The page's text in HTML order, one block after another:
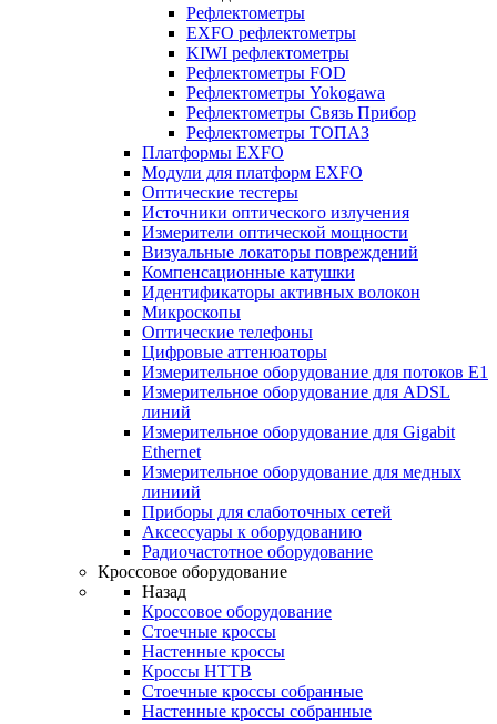
Рефлектометры
EXFO рефлектометры
KIWI рефлектометры
Рефлектометры FOD
Рефлектометры Yokogawa
Рефлектометры Связь Прибор
Рефлектометры ТОПАЗ
Платформы EXFO
Модули для платформ EXFO
Оптические тестеры
Источники оптического излучения
Измерители оптической мощности
Визуальные локаторы повреждений
Компенсационные катушки
Идентификаторы активных волокон
Микроскопы
Оптические телефоны
Цифровые аттенюаторы
Измерительное оборудование для потоков Е1
Измерительное оборудование для ADSL
линий
Измерительное оборудование для Gigabit
Ethernet
Измерительное оборудование для медных
линиий
Приборы для слаботочных сетей
Аксессуары к оборудованию
Радиочастотное оборудование
Кроссовое оборудование
Назад
Кроссовое оборудование
Стоечные кроссы
Настенные кроссы
Кроссы HTTB
Стоечные кроссы собранные
Настенные кроссы собранные